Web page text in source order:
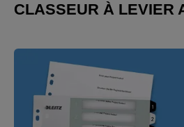
CLASSEUR À LEVIER